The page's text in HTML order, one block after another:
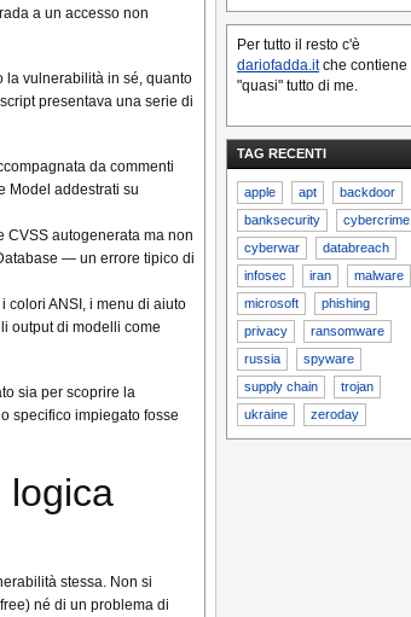
a un accesso non
la vulnerabilità in sé, quanto
presentava una serie di
da commenti
Model addestrati su
CVSS autogenerata ma non
— un errore tipico di
colori ANSI, i menu di aiuto
output di modelli come
sia per scoprire la
specifico impiegato fosse
logica
stessa. Non si
né di un problema di
Per tutto il resto c'è
dariofadda.itche contiene
"quasi" tutto di me.
TAG RECENTI
apple apt
backdoor
banksecurity
cybercrime
cyberwar
databreach
infosec
iran
malware
microsoft
phishing
privacy
ransomware
russia
spyware
supply chain
trojan
ukraine
zeroday